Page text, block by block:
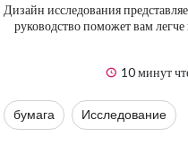
Дизайн исследования
руководство поможет вам
10 минут
бумага Исследование